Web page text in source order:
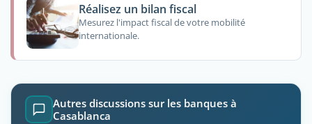
Réalisez un bilan fiscal
Mesurez l'impact fiscal de votre mobilité
internationale.
Autres discussions sur les banques à
Casablanca